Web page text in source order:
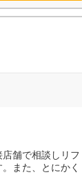
舗で相談しリフ
また、とにかく